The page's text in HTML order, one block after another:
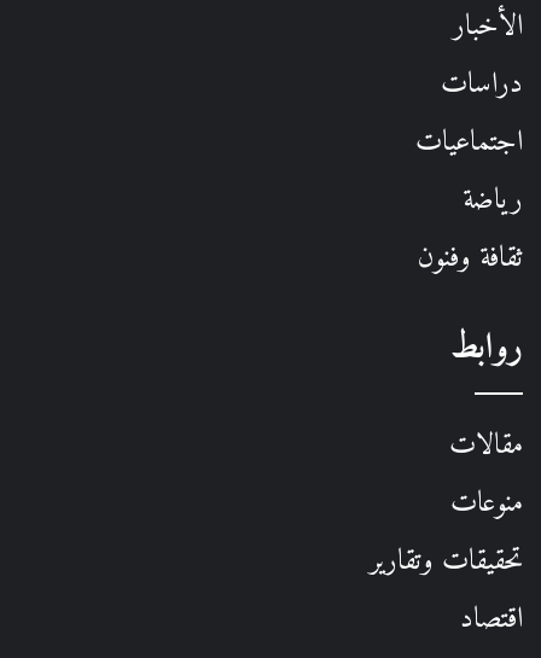
الأخبار
دراسات
اجتماعيات
رياضة
ثقافة وفنون
روابط
مقالات
منوعات
تحقيقات وتقارير
اقتصاد